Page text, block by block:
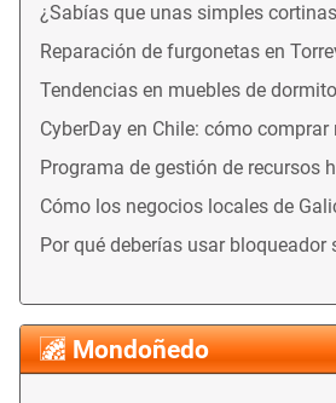
Mondoñedo
¿Sabías que unas simples
Reparación de furgonetas en
Tendencias en muebles de
CyberDay en Chile: cómo
Programa de gestión de recursos
Cómo los negocios locales de
Por qué deberías usar